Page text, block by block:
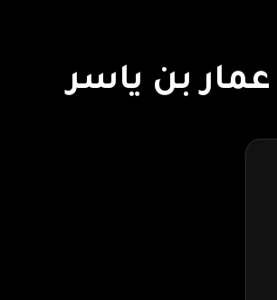
بن ياسر